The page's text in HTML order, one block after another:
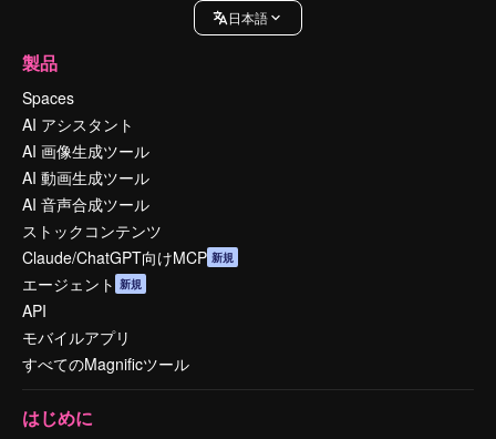
日本語
製品
Spaces
AI アシスタント
AI 画像生成ツール
AI 動画生成ツール
AI 音声合成ツール
ストックコンテンツ
Claude/ChatGPT向けMCP 新規
エージェント 新規
API
モバイルアプリ
すべてのMagnificツール
はじめに